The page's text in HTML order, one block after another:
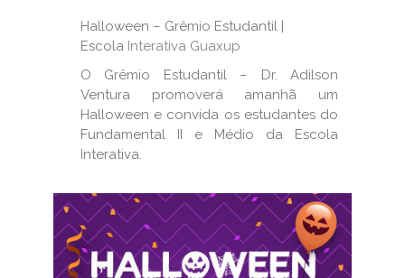
Halloween – Grêmio Estudantil |
Escola Interativa Guaxup
O Grêmio Estudantil – Dr. Adilson
Ventura promoverá amanhã um
Halloween e convida os estudantes do
Fundamental II e Médio da Escola
Interativa.